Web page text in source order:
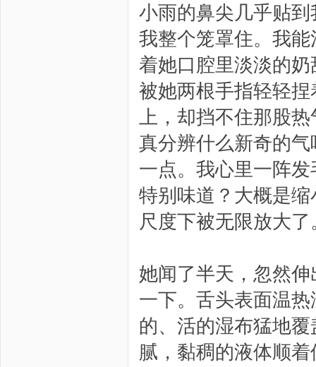
小雨的鼻尖几乎贴
我整个笼罩住。我
着她口腔里淡淡的
被她两根手指轻轻
上，却挡不住那股
真分辨什么新奇的
一点。我心里一阵
特别味道？大概是
尺度下被无限放大了
她闻了半天，忽然
一下。舌头表面温
的、活的湿布猛地
腻，黏稠的液体顺